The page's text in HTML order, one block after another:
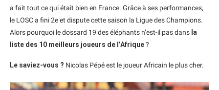
a fait tout ce qui était bien en France. Grâce à ses performances,
le LOSC a fini 2e et dispute cette saison la Ligue des Champions.
Alors pourquoi le dossard 19 des éléphants n’est-il pas dans la
liste des 10 meilleurs joueurs de l’Afrique?
Le saviez-vous ? Nicolas Pépé est le joueur Africain le plus cher.